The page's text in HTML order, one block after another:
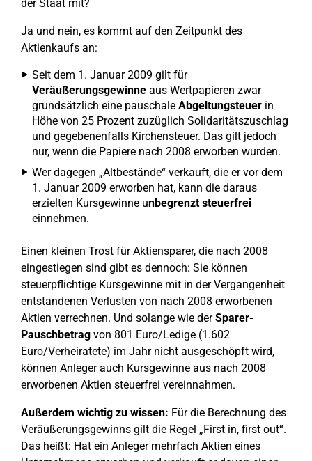
der Staat mit?
Ja und nein, es kommt auf den Zeitpunkt des
Aktienkaufs an:
Seit dem 1. Januar 2009 gilt für
Veräußerungsgewinne aus Wertpapieren zwar
grundsätzlich eine pauschale Abgeltungsteuer in
Höhe von 25 Prozent zuzüglich Solidaritätszuschlag
und gegebenenfalls Kirchensteuer. Das gilt jedoch
nur, wenn die Papiere nach 2008 erworben wurden.
Wer dagegen „Altbestände“ verkauft, die er vor dem
1. Januar 2009 erworben hat, kann die daraus
erzielten Kursgewinne unbegrenzt steuerfrei
einnehmen.
Einen kleinen Trost für Aktiensparer, die nach 2008
eingestiegen sind gibt es dennoch: Sie können
steuerpflichtige Kursgewinne mit in der Vergangenheit
entstandenen Verlusten von nach 2008 erworbenen
Aktien verrechnen. Und solange wie derSparer-
Pauschbetrag von 801 Euro/Ledige (1.602
Euro/Verheiratete) im Jahr nicht ausgeschöpft wird,
können Anleger auch Kursgewinne aus nach 2008
erworbenen Aktien steuerfrei vereinnahmen.
Außerdem wichtig zu wissen: Für die Berechnung des
Veräußerungsgewinns gilt die Regel „First in, first out“.
Das heißt: Hat ein Anleger mehrfach Aktien eines